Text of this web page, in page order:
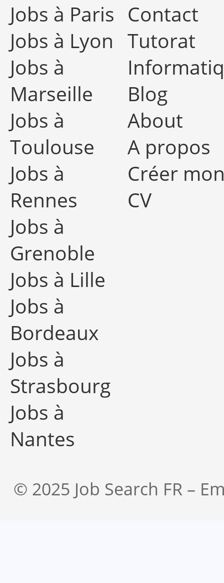
Jobs à Paris
Jobs à Lyon
Jobs à
Marseille
Jobs à
Toulouse
Jobs à
Rennes
Jobs à
Grenoble
Jobs à Lille
Jobs à
Bordeaux
Jobs à
Strasbourg
Jobs à
Nantes
Contact
Tutorat
Blog
About
A propos
Créer
CV
© 2025 Job Search FR –